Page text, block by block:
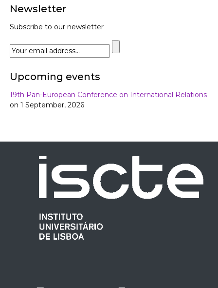
Newsletter
Subscribe to our newsletter
Upcoming events
19th Pan-European Conference on International Relations
on 1 September, 2026